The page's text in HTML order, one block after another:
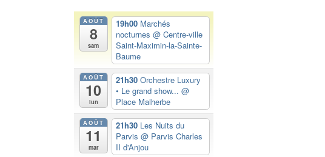
AOÛT
8
sam
19h00 Marchés
nocturnes @ Centre-ville
Saint-Maximin-la-Sainte-
Baume
AOÛT
10
lun
21h30 Orchestre Luxury
• Le grand show... @
Place Malherbe
AOÛT
11
mar
21h30 Les Nuits du
Parvis @ Parvis Charles
II d'Anjou